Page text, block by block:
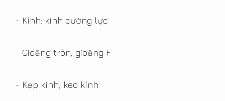
- Kính: kính cường lực
- Gioăng tròn, gioăng F
- Kẹp kính, keo kính
cư Vinhomes Gardenia